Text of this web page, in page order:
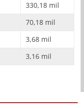
330,18 mil
70,18 mil
3,68 mil
3,16 mil